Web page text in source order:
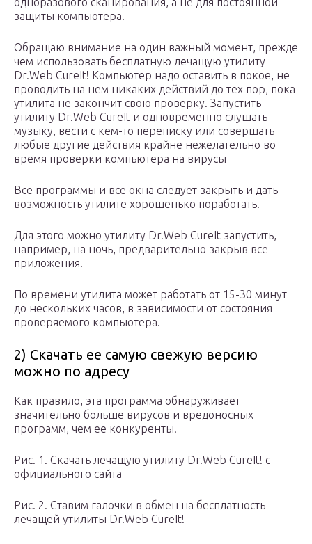
защиты компьютера.
Обращаю внимание на один важный момент, прежде
чем использовать бесплатную лечащую утилиту
Dr.Web CureIt! Компьютер надо оставить в покое, не
проводить на нем никаких действий до тех пор, пока
утилита не закончит свою проверку. Запустить
утилиту Dr.Web CureIt и одновременно слушать
музыку, вести с кем-то переписку или совершать
любые другие действия крайне нежелательно во
время проверки компьютера на вирусы
Все программы и все окна следует закрыть и дать
возможность утилите хорошенько поработать.
Для этого можно утилиту Dr.Web CureIt запустить,
например, на ночь, предварительно закрыв все
приложения.
По времени утилита может работать от 15-30 минут
до нескольких часов, в зависимости от состояния
проверяемого компьютера.
2) Скачать ее самую свежую версию
можно по адресу
Как правило, эта программа обнаруживает
значительно больше вирусов и вредоносных
программ, чем ее конкуренты.
Рис. 1. Скачать лечащую утилиту Dr.Web CureIt! с
официального сайта
Рис. 2. Ставим галочки в обмен на бесплатность
лечащей утилиты Dr.Web CureIt!